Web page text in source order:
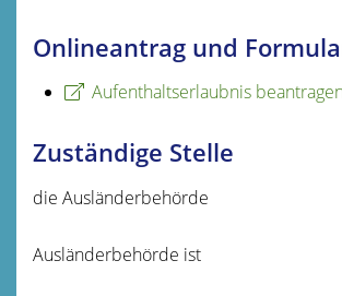
Onlineantrag und
Aufenthaltserlaubnis
Zuständige Stelle
die Ausländerbehörde
Ausländerbehörde ist